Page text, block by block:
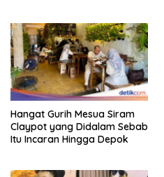
Hangat Gurih Mesua Siram
Claypot yang Didalam Sebab
Itu Incaran Hingga Depok